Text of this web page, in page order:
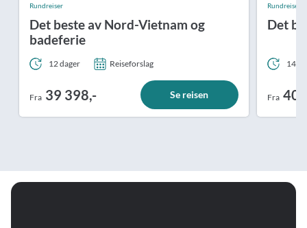
Rundreiser
Det beste av Nord-Vietnam og
badeferie
12 dager Reiseforslag
Fra 39 398,- Se reisen
Rundreiser
Det
14
Fra 40